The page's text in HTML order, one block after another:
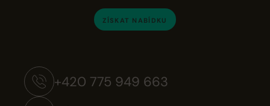
ZÍSKAT NABÍDKU
+420 775 949 663